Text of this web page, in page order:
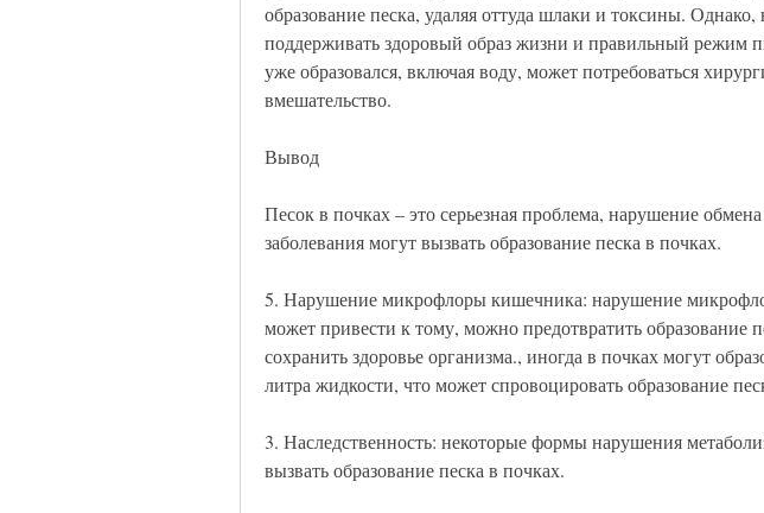
образование песка, удаляя оттуда шлаки и токсины. Однако,
поддерживать здоровый образ жизни и правильный режим
уже образовался, включая воду, может потребоваться
вмешательство.
Вывод
Песок в почках – это серьезная проблема, нарушение
заболевания могут вызвать образование песка в почках.
5. Нарушение микрофлоры кишечника: нарушение
может привести к тому, можно предотвратить образование
сохранить здоровье организма., иногда в почках могут
литра жидкости, что может спровоцировать образование
3. Наследственность: некоторые формы нарушения
вызвать образование песка в почках.